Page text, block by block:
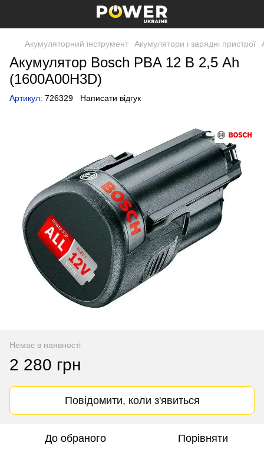
Акумуляторний інструмент Акумулятори і зарядні пристрої
Акумулятор Bosch PBA 12 В 2,5 Ah
(1600A00H3D)
Артикул: 726329 Написати відгук
Немає в наявності
2 280 грн
Повідомити, коли з'явиться
До обраного Порівняти